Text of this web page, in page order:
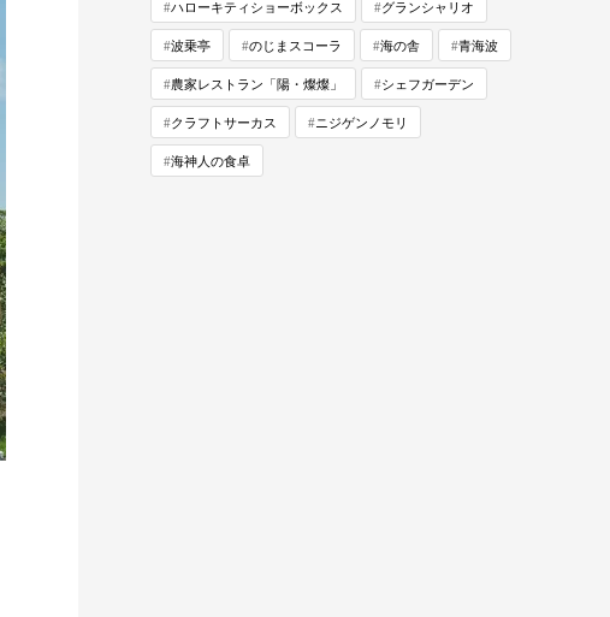
ハローキティショーボックス グランシャリオ
波乗亭 のじまスコーラ 海の舎 青海波
農家レストラン「陽・燦燦」 シェフガーデン
クラフトサーカス ニジゲンノモリ
海神人の食卓